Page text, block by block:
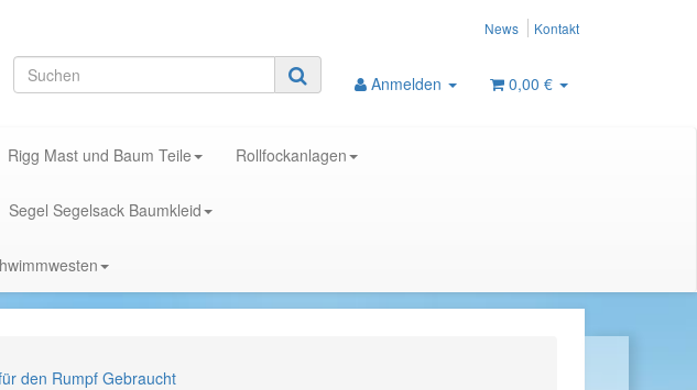
News Kontakt
Anmelden 0,00 €
Rigg Mast und Baum Teile Rollfockanlagen
Segel Segelsack Baumkleid
den Rumpf Gebraucht